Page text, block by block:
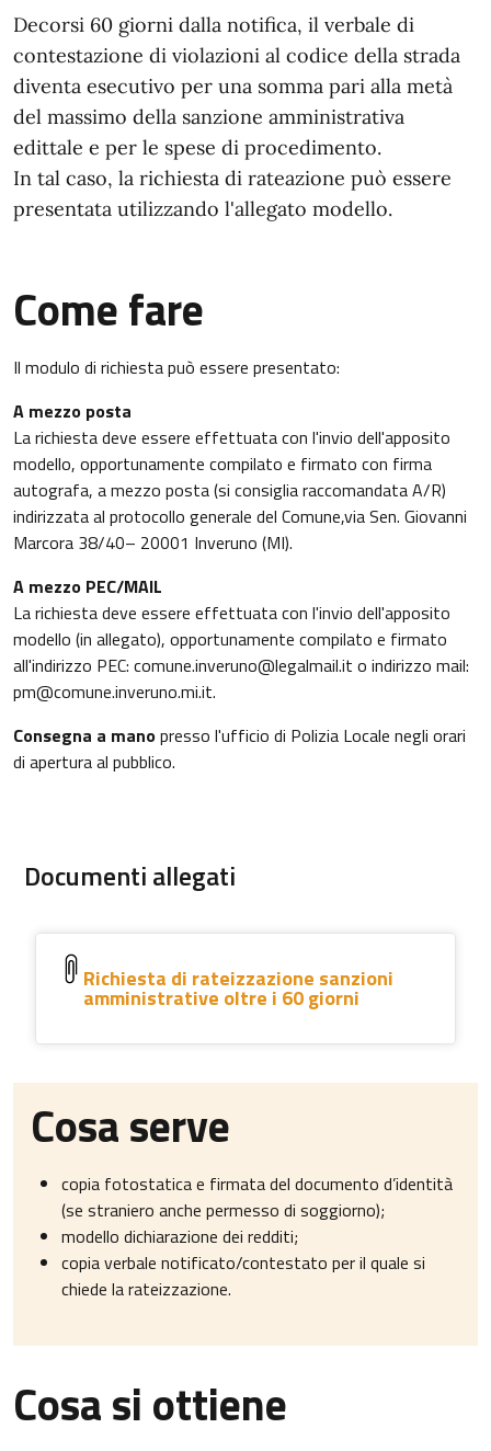
Decorsi 60 giorni dalla notifica, il verbale di
contestazione di violazioni al codice della strada
diventa esecutivo per una somma pari alla metà
del massimo della sanzione amministrativa
edittale e per le spese di procedimento.
In tal caso, la richiesta di rateazione può essere
presentata utilizzando l'allegato modello.
Come fare
Il modulo di richiesta può essere presentato:
A mezzo posta
La richiesta deve essere effettuata con l'invio dell'apposito
modello, opportunamente compilato e firmato con firma
autografa, a mezzo posta (si consiglia raccomandata A/R)
indirizzata al protocollo generale del Comune,via Sen. Giovanni
Marcora 38/40– 20001 Inveruno (MI).
A mezzo PEC/MAIL
La richiesta deve essere effettuata con l'invio dell'apposito
modello (in allegato), opportunamente compilato e firmato
all'indirizzo PEC: comune.inveruno@legalmail.it o indirizzo mail:
pm@comune.inveruno.mi.it.
Consegna a manopresso l'ufficio di Polizia Locale negli orari
di apertura al pubblico.
Documenti allegati
Richiesta di rateizzazione sanzioni
amministrative oltre i 60 giorni
Cosa serve
copia fotostatica e firmata del documento d’identità
(se straniero anche permesso di soggiorno);
modello dichiarazione dei redditi;
copia verbale notificato/contestato per il quale si
chiede la rateizzazione.
Cosa si ottiene